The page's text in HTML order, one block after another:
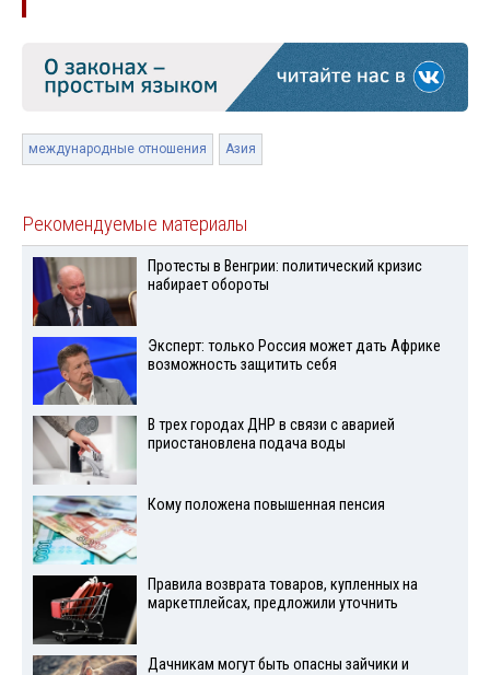
международные отношения Азия
Рекомендуемые материалы
Протесты в Венгрии: политический кризис
набирает обороты
Эксперт: только Россия может дать Африке
возможность защитить себя
В трех городах ДНР в связи с аварией
приостановлена подача воды
Кому положена повышенная пенсия
Правила возврата товаров, купленных на
маркетплейсах, предложили уточнить
Дачникам могут быть опасны зайчики и